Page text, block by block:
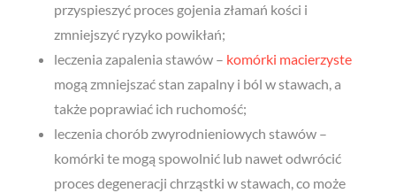
przyspieszyć proces gojenia złamań kości i
zmniejszyć ryzyko powikłań;
leczenia zapalenia stawów – komórki macierzyste
mogą zmniejszać stan zapalny i ból w stawach, a
także poprawiać ich ruchomość;
leczenia chorób zwyrodnieniowych stawów –
komórki te mogą spowolnić lub nawet odwrócić
proces degeneracji chrząstki w stawach, co może